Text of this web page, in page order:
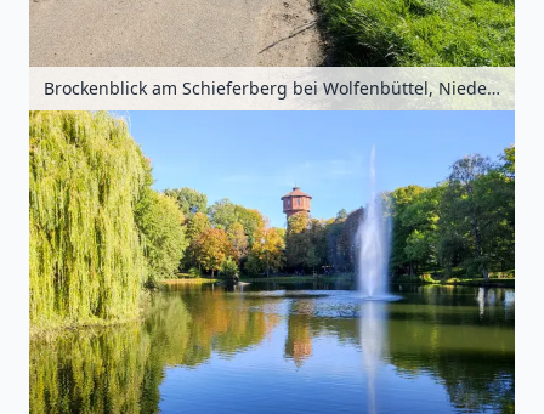
Brockenblick am Schieferberg bei Wolfenbüttel, Niedersachsen, Deutschland